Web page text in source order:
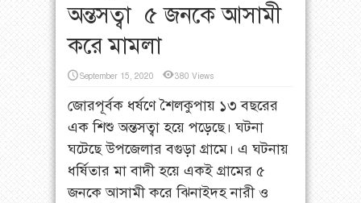
অন্তসত্বা ৫ জনকে আসামী
করে মামলা
September 15, 2020 380 Views
জোরপূর্বক ধর্ষণে শৈলকুপায় ১৩ বছরের
এক শিশু অন্তসত্বা হয়ে পড়েছে। ঘটনা
ঘটেছে উপজেলার বগুড়া গ্রামে। এ ঘটনায়
ধর্ষিতার মা বাদী হয়ে একই গ্রামের ৫
জনকে আসামী করে ঝিনাইদহ নারী ও